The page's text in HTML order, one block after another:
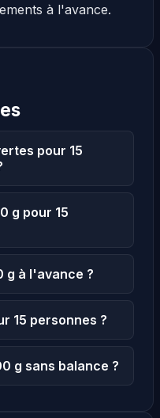
à l'avance.
pour 15
g pour 15
g à l'avance ?
15 personnes ?
g sans balance ?